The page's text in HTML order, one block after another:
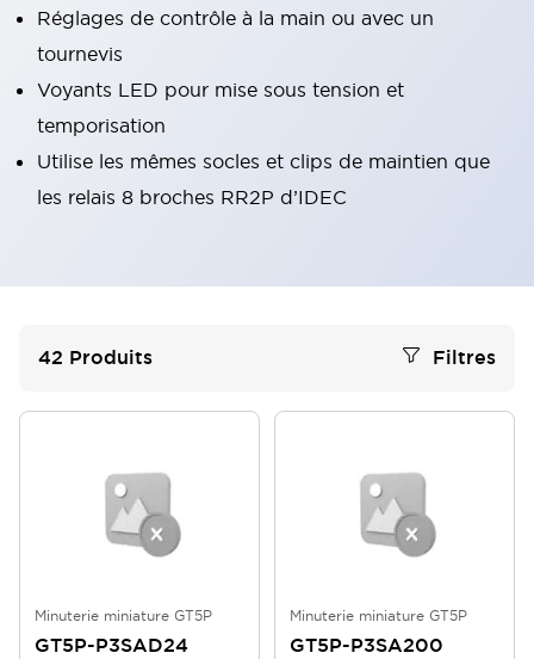
Réglages de contrôle à la main ou avec un
tournevis
Voyants LED pour mise sous tension et
temporisation
Utilise les mêmes socles et clips de maintien que
les relais 8 broches RR2P d’IDEC
42 Produits Filtres
Minuterie miniature GT5P
GT5P-P3SAD24
Minuterie miniature GT5P
GT5P-P3SA200